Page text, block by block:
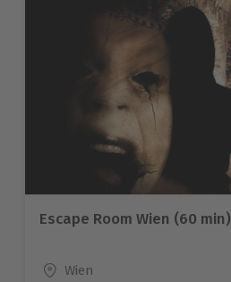
Escape Room Wien (60 min)
Standort
Wien